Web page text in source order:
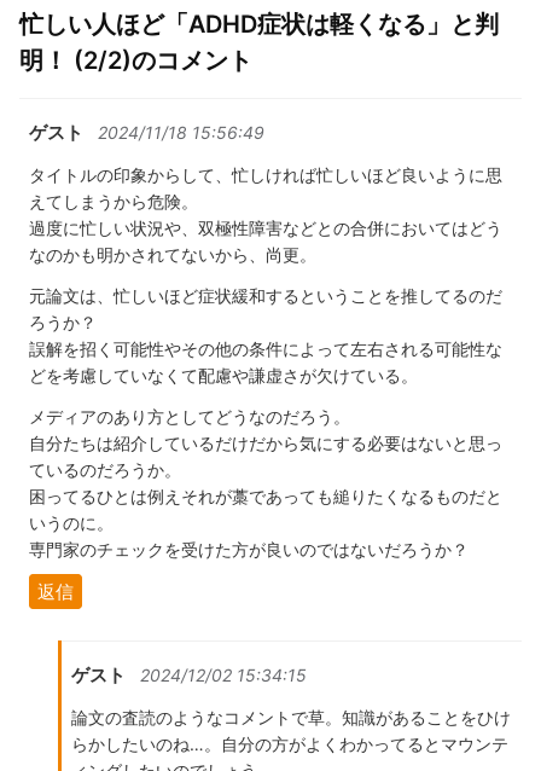
忙しい人ほど「ADHD症状は軽くなる」と判
明！ (2/2)のコメント
ゲスト 2024/11/18 15:56:49
タイトルの印象からして、忙しければ忙しいほど良いように思
えてしまうから危険。
過度に忙しい状況や、双極性障害などとの合併においてはどう
なのかも明かされてないから、尚更。
元論文は、忙しいほど症状緩和するということを推してるのだ
ろうか？
誤解を招く可能性やその他の条件によって左右される可能性な
どを考慮していなくて配慮や謙虚さが欠けている。
メディアのあり方としてどうなのだろう。
自分たちは紹介しているだけだから気にする必要はないと思っ
ているのだろうか。
困ってるひとは例えそれが藁であっても縋りたくなるものだと
いうのに。
専門家のチェックを受けた方が良いのではないだろうか？
返信
ゲスト 2024/12/02 15:34:15
論文の査読のようなコメントで草。知識があることをひけ
らかしたいのね…。自分の方がよくわかってるとマウンテ